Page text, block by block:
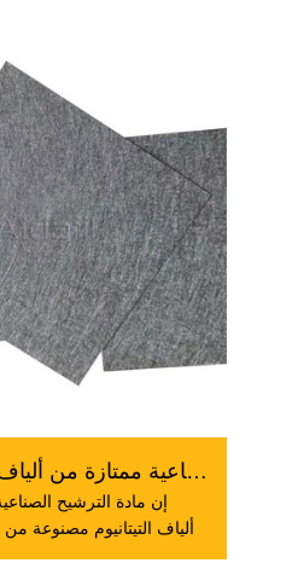
مادة ترشيح صناعية ممتازة من ألياف التيتانيوم المتكلس
إن مادة الترشيح
ألياف التيتانيوم مصنوعة من